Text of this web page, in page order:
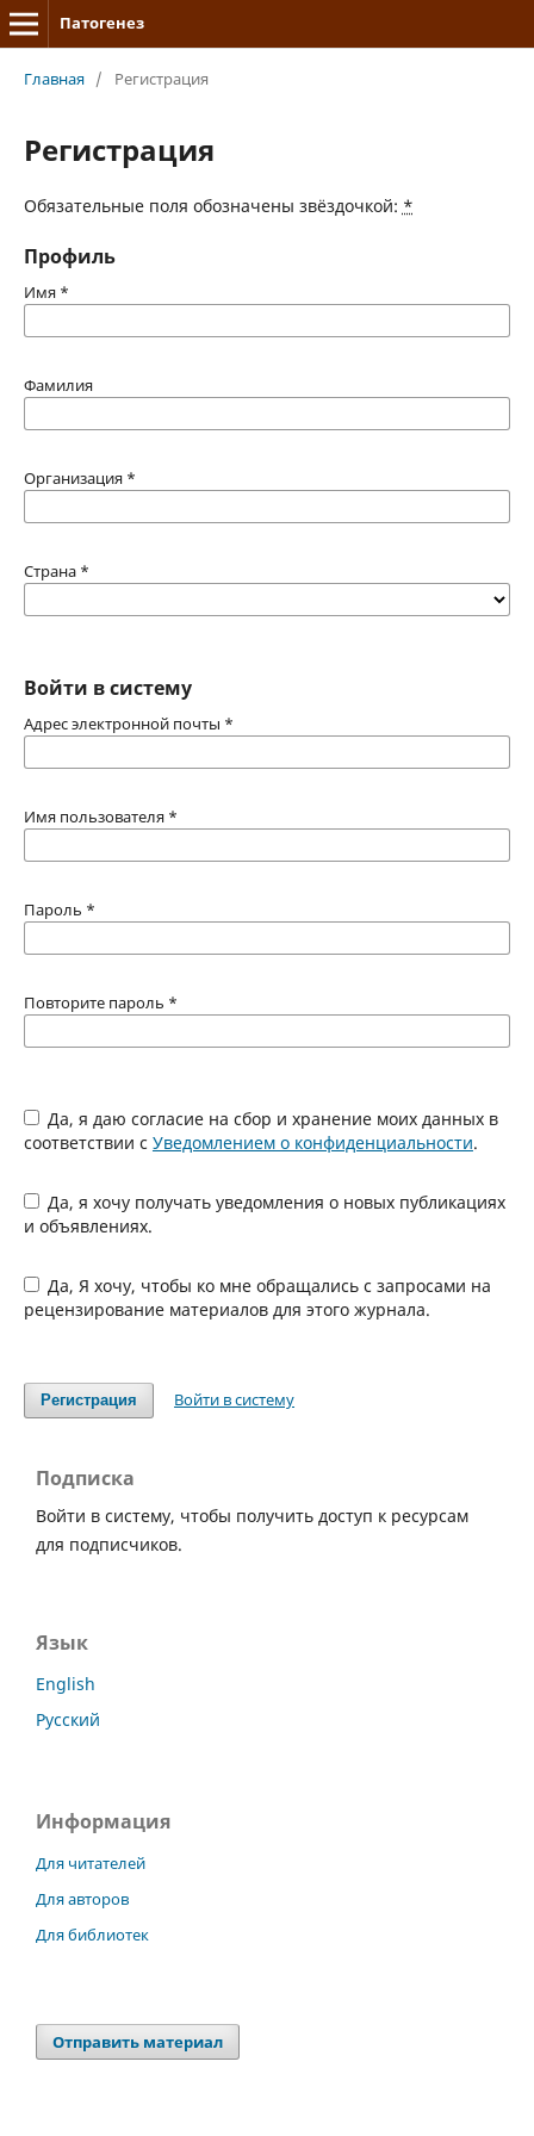
Патогенез
Главная / Регистрация
Регистрация
Обязательные поля обозначены звёздочкой: *
Профиль
Имя *
Фамилия
Организация *
Страна *
Войти в систему
Адрес электронной почты *
Имя пользователя *
Пароль *
Повторите пароль *
Да, я даю согласие на сбор и хранение моих данных в
соответствии с Уведомлением о конфиденциальности.
Да, я хочу получать уведомления о новых публикациях
и объявлениях.
Да, Я хочу, чтобы ко мне обращались с запросами на
рецензирование материалов для этого журнала.
Регистрация Войти в систему
Подписка
Войти в систему, чтобы получить доступ к ресурсам
для подписчиков.
Язык
English
Русский
Информация
Для читателей
Для авторов
Для библиотек
Отправить материал